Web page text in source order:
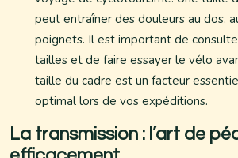
peut entraîner des douleurs au dos,
poignets. Il est important de
tailles et de faire essayer le vélo
taille du cadre est un facteur
optimal lors de vos expéditions.
La transmission : l’art de